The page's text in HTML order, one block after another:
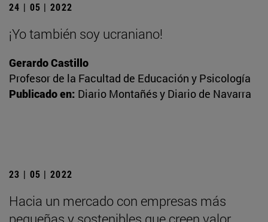
24 | 05 | 2022
¡Yo también soy ucraniano!
Gerardo Castillo
Profesor de la Facultad de Educación y Psicología
Publicado en: Diario Montañés y Diario de Navarra
23 | 05 | 2022
Hacia un mercado con empresas más